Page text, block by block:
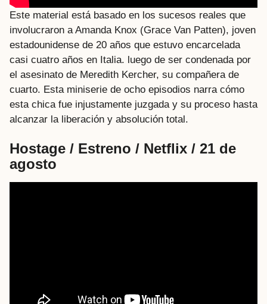
Este material está basado en los sucesos reales que
involucraron a Amanda Knox (Grace Van Patten), joven
estadounidense de 20 años que estuvo encarcelada
casi cuatro años en Italia. luego de ser condenada por
el asesinato de Meredith Kercher, su compañera de
cuarto. Esta miniserie de ocho episodios narra cómo
esta chica fue injustamente juzgada y su proceso hasta
alcanzar la liberación y absolución total.
Hostage / Estreno / Netflix / 21 de
agosto